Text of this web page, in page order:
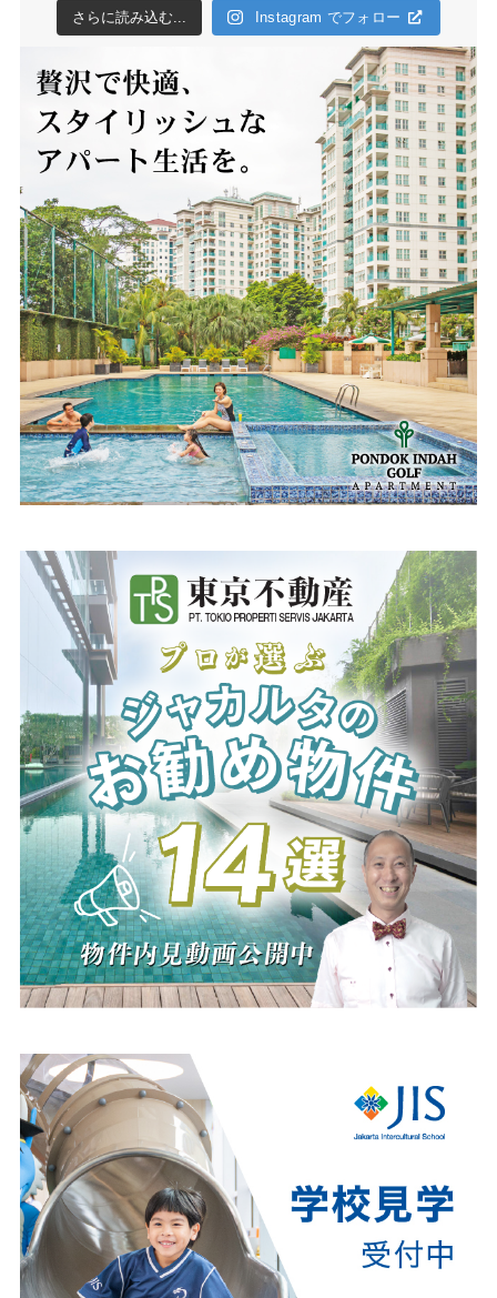
さらに読み込む... Instagram でフォロー